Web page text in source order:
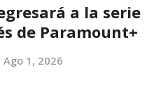
a la serie
de Paramount+
Ago 1, 2026